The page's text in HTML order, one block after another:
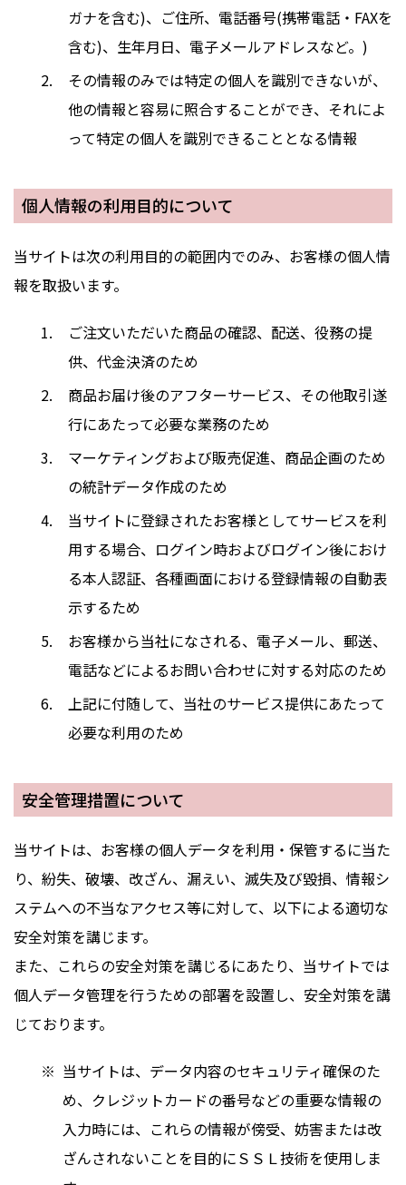
ガナを含む)、ご住所、電話番号(携帯電話・FAXを
含む)、生年月日、電子メールアドレスなど。)
その情報のみでは特定の個人を識別できないが、
他の情報と容易に照合することができ、それによ
って特定の個人を識別できることとなる情報
個人情報の利用目的について
当サイトは次の利用目的の範囲内でのみ、お客様の個人情
報を取扱います。
ご注文いただいた商品の確認、配送、役務の提
供、代金決済のため
商品お届け後のアフターサービス、その他取引遂
行にあたって必要な業務のため
マーケティングおよび販売促進、商品企画のため
の統計データ作成のため
当サイトに登録されたお客様としてサービスを利
用する場合、ログイン時およびログイン後におけ
る本人認証、各種画面における登録情報の自動表
示するため
お客様から当社になされる、電子メール、郵送、
電話などによるお問い合わせに対する対応のため
上記に付随して、当社のサービス提供にあたって
必要な利用のため
安全管理措置について
当サイトは、お客様の個人データを利用・保管するに当た
り、紛失、破壊、改ざん、漏えい、滅失及び毀損、情報シ
ステムへの不当なアクセス等に対して、以下による適切な
安全対策を講じます。
また、これらの安全対策を講じるにあたり、当サイトでは
個人データ管理を行うための部署を設置し、安全対策を講
じております。
当サイトは、データ内容のセキュリティ確保のた
め、クレジットカードの番号などの重要な情報の
入力時には、これらの情報が傍受、妨害または改
ざんされないことを目的にＳＳＬ技術を使用しま